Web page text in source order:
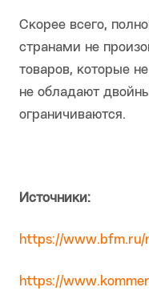
Скорее всего,
странами не
товаров, которые
не обладают
ограничиваются.
Источники:
https://
https://